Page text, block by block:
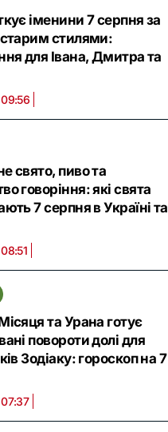
іменини 7 серпня за
стилями:
для Івана, Дмитра та
свято, пиво та
говоріння: які свята
7 серпня в Україні та
та Урана готує
повороти долі для
Зодіаку: гороскоп на 7